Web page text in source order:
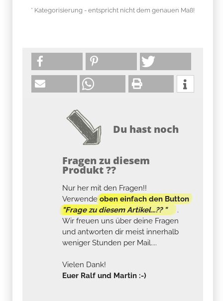
* Kategorisierung - entspricht nicht dem genauen Maß!
Du hast noch
Fragen zu diesem
Produkt ??
Nur her mit den Fragen!!
Verwendeoben einfach den Button
"Frage zu diesem Artikel...?? "
.
Wir freuen uns über deine Fragen
und antworten dir meist innerhalb
weniger Stunden per Mail....
Vielen Dank!
Euer Ralf und Martin :-)